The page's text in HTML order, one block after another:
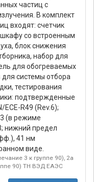
частиц с
В комплект
входят: счетчик
со встроенным
блок снижения
набор для
для обогреваемых
системы отбора
тестирования
подтвержденные
ECE-R49 (Rev.6);
(в режиме
нижний предел
41 нм
виде.
3 к группе 90), 2а
90) ТН ВЭД ЕАЭС